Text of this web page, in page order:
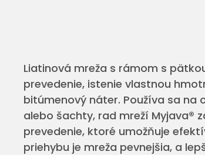
Liatinová mreža s rámom s
prevedenie, istenie vlastnou
bitúmenový náter. Používa sa
alebo šachty, rad mreží Myjava®
prevedenie, ktoré umožňuje
priehybu je mreža pevnejšia, a